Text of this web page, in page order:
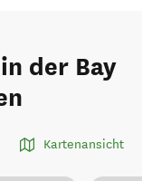
der Bay
Kartenansicht